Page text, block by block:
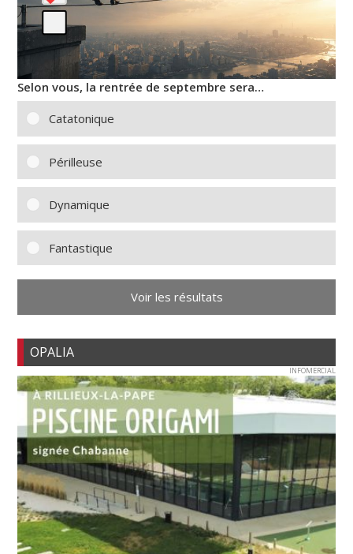
Selon vous, la rentrée de septembre sera…
Catatonique
Périlleuse
Dynamique
Fantastique
Voir les résultats
OPALIA
INFOMERCIAL